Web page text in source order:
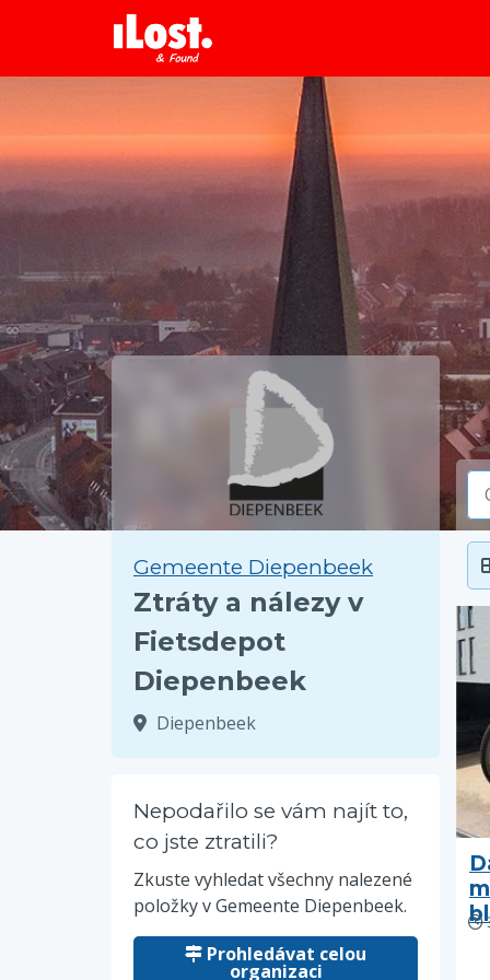
Gemeente Diepenbeek
Ztráty a nálezy v
Fietsdepot
Diepenbeek
Diepenbeek
Nepodařilo se vám najít to,
co jste ztratili?
Zkuste vyhledat všechny nalezené
položky v Gemeente Diepenbeek.
Prohledávat celou
organizaci